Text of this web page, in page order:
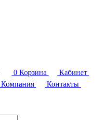
0 Корзина
Кабинет
Компания
Контакты